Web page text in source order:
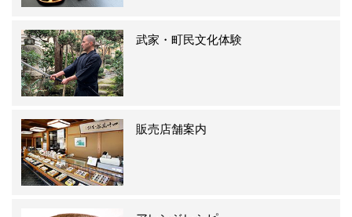
武家・町民文化体験
販売店舗案内